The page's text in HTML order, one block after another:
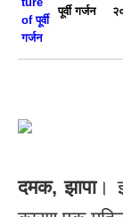
पूर्वी गर्जन
दमक, झापा।